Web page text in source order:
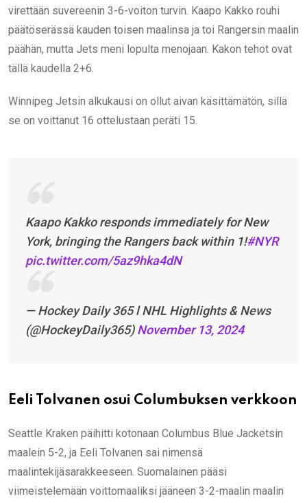
virettään suvereenin 3-6-voiton turvin. Kaapo Kakko rouhi
päätöserässä kauden toisen maalinsa ja toi Rangersin maalin
päähän, mutta Jets meni lopulta menojaan. Kakon tehot ovat
tällä kaudella 2+6.
Winnipeg Jetsin alkukausi on ollut aivan käsittämätön, sillä
se on voittanut 16 ottelustaan peräti 15.
Kaapo Kakko responds immediately for New
York, bringing the Rangers back within 1!#NYR
pic.twitter.com/5az9hka4dN
— Hockey Daily 365 l NHL Highlights & News
(@HockeyDaily365)November 13, 2024
Eeli Tolvanen osui Columbuksen verkkoon
Seattle Kraken päihitti kotonaan Columbus Blue Jacketsin
maalein 5-2, ja Eeli Tolvanen sai nimensä
maalintekijäsarakkeeseen. Suomalainen pääsi
viimeistelemään voittomaaliksi jääneen 3-2-maalin maalin